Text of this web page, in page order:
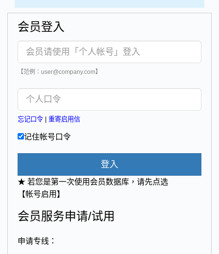
会员登入
【范例：user@company.com】
忘记口令 重寄启用信
记住帐号口令
登入
★ 若您是第一次使用会员数据库，请先点选
【帐号启用】
会员服务申请/试用
申请专线：